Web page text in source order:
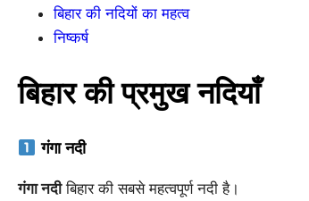
बिहार की नदियों का महत्व
निष्कर्ष
बिहार की प्रमुख नदियाँ
गंगा नदी
गंगा नदीबिहार की सबसे महत्वपूर्ण नदी है।